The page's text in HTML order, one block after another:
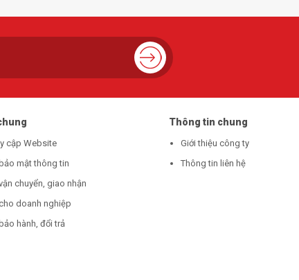
cập Website
mật thông tin
chuyển, giao nhận
doanh nghiệp
hành, đổi trả
Thông tin chung
Giới thiệu công ty
Thông tin liên hệ